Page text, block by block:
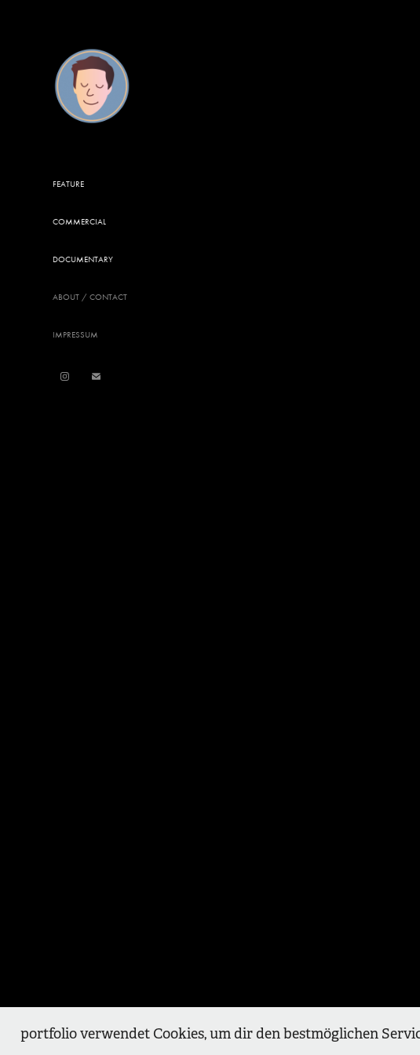
FEATURE
COMMERCIAL
DOCUMENTARY
ABOUT / CONTACT
IMPRESSUM
portfolio verwendet Cookies, um dir den bestmöglichen